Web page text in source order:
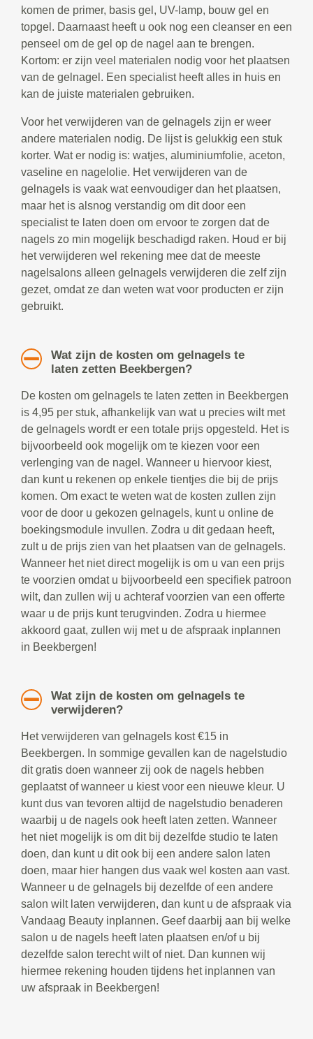
komen de primer, basis gel, UV-lamp, bouw gel en
topgel. Daarnaast heeft u ook nog een cleanser en een
penseel om de gel op de nagel aan te brengen.
Kortom: er zijn veel materialen nodig voor het plaatsen
van de gelnagel. Een specialist heeft alles in huis en
kan de juiste materialen gebruiken.
Voor het verwijderen van de gelnagels zijn er weer
andere materialen nodig. De lijst is gelukkig een stuk
korter. Wat er nodig is: watjes, aluminiumfolie, aceton,
vaseline en nagelolie. Het verwijderen van de
gelnagels is vaak wat eenvoudiger dan het plaatsen,
maar het is alsnog verstandig om dit door een
specialist te laten doen om ervoor te zorgen dat de
nagels zo min mogelijk beschadigd raken. Houd er bij
het verwijderen wel rekening mee dat de meeste
nagelsalons alleen gelnagels verwijderen die zelf zijn
gezet, omdat ze dan weten wat voor producten er zijn
gebruikt.
Wat zijn de kosten om gelnagels te
laten zetten Beekbergen?
De kosten om gelnagels te laten zetten in Beekbergen
is 4,95 per stuk, afhankelijk van wat u precies wilt met
de gelnagels wordt er een totale prijs opgesteld. Het is
bijvoorbeeld ook mogelijk om te kiezen voor een
verlenging van de nagel. Wanneer u hiervoor kiest,
dan kunt u rekenen op enkele tientjes die bij de prijs
komen. Om exact te weten wat de kosten zullen zijn
voor de door u gekozen gelnagels, kunt u online de
boekingsmodule invullen. Zodra u dit gedaan heeft,
zult u de prijs zien van het plaatsen van de gelnagels.
Wanneer het niet direct mogelijk is om u van een prijs
te voorzien omdat u bijvoorbeeld een specifiek patroon
wilt, dan zullen wij u achteraf voorzien van een offerte
waar u de prijs kunt terugvinden. Zodra u hiermee
akkoord gaat, zullen wij met u de afspraak inplannen
in Beekbergen!
Wat zijn de kosten om gelnagels te
verwijderen?
Het verwijderen van gelnagels kost €15 in
Beekbergen. In sommige gevallen kan de nagelstudio
dit gratis doen wanneer zij ook de nagels hebben
geplaatst of wanneer u kiest voor een nieuwe kleur. U
kunt dus van tevoren altijd de nagelstudio benaderen
waarbij u de nagels ook heeft laten zetten. Wanneer
het niet mogelijk is om dit bij dezelfde studio te laten
doen, dan kunt u dit ook bij een andere salon laten
doen, maar hier hangen dus vaak wel kosten aan vast.
Wanneer u de gelnagels bij dezelfde of een andere
salon wilt laten verwijderen, dan kunt u de afspraak via
Vandaag Beauty inplannen. Geef daarbij aan bij welke
salon u de nagels heeft laten plaatsen en/of u bij
dezelfde salon terecht wilt of niet. Dan kunnen wij
hiermee rekening houden tijdens het inplannen van
uw afspraak in Beekbergen!